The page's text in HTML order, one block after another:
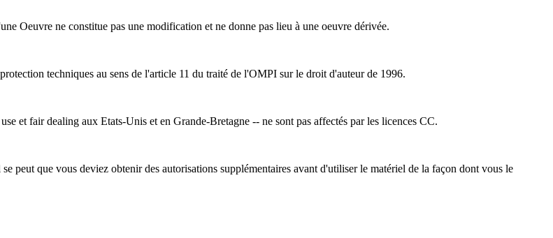
Oeuvre ne constitue pas une modification et ne donne pas lieu à une oeuvre dérivée.
techniques au sens de l'article 11 du traité de l'OMPI sur le droit d'auteur de 1996.
et fair dealing aux Etats-Unis et en Grande-Bretagne -- ne sont pas affectés par les licences CC.
peut que vous deviez obtenir des autorisations supplémentaires avant d'utiliser le matériel de la façon dont vous le